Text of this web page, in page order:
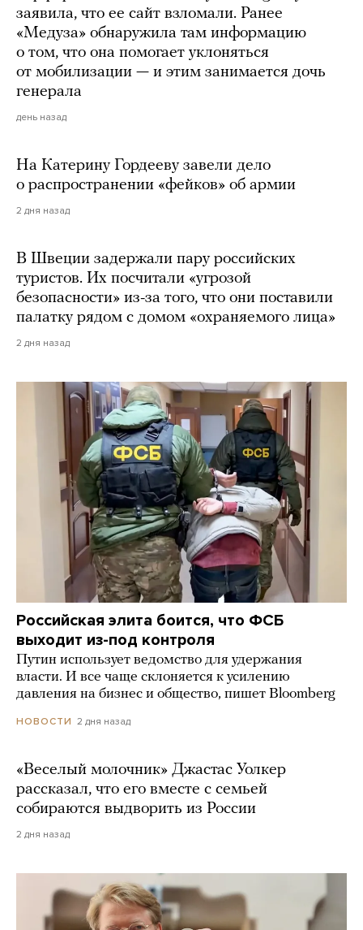
заявила, что ее сайт взломали. Ранее
«Медуза» обнаружила там информацию
о том, что она помогает уклоняться
от мобилизации — и этим занимается дочь
генерала
день назад
На Катерину Гордееву завели дело
о распространении «фейков» об армии
2 дня назад
В Швеции задержали пару российских
туристов. Их посчитали «угрозой
безопасности» из-за того, что они поставили
палатку рядом с домом «охраняемого лица»
2 дня назад
Российская элита боится, что ФСБ
выходит из-под контроля
Путин использует ведомство для удержания
власти. И все чаще склоняется к усилению
давления на бизнес и общество, пишет Bloomberg
НОВОСТИ 2 дня назад
«Веселый молочник» Джастас Уолкер
рассказал, что его вместе с семьей
собираются выдворить из России
2 дня назад